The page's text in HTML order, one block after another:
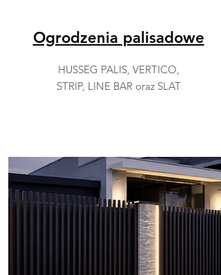
Ogrodzenia palisadowe
HUSSEG PALIS, VERTICO,
STRIP, LINE BAR oraz SLAT